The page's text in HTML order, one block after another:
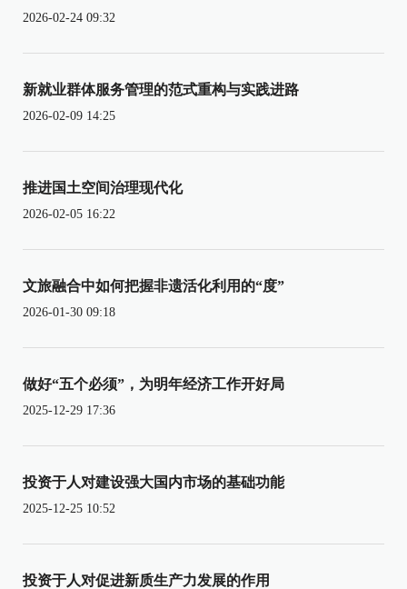
2026-02-24 09:32
新就业群体服务管理的范式重构与实践进路
2026-02-09 14:25
推进国土空间治理现代化
2026-02-05 16:22
文旅融合中如何把握非遗活化利用的“度”
2026-01-30 09:18
做好“五个必须”，为明年经济工作开好局
2025-12-29 17:36
投资于人对建设强大国内市场的基础功能
2025-12-25 10:52
投资于人对促进新质生产力发展的作用